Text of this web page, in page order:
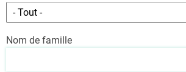
Nom de famille